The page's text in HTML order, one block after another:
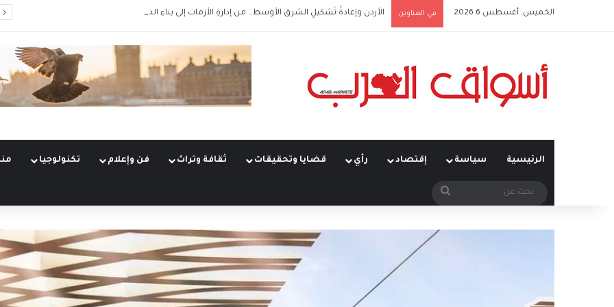
الخميس, أغسطس 6 2026 في العناوين الأردن وإعادةُ تَشكيلِ الشرق الأوسط… من إدارةِ الأزمات إلى بناءِ الدور
الرئيسية سياسة إقتصاد رأي قضايا وتحقيقات ثقافة وتراث فن وإعلام تكنولوجيا
بحث